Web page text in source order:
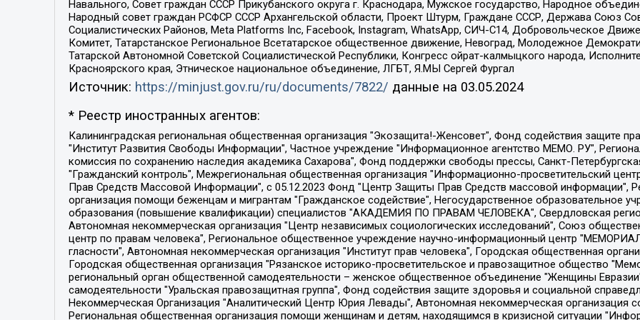
Навального, Совет граждан СССР Прикубанского округа г. Краснодара, Мужское государство, Народное
Народный совет граждан РСФСР СССР Архангельской области, Проект Штурм, Граждане СССР, Держава Союз
Социалистических Районов, Meta Platforms Inc, Facebook, Instagram, WhatsApp, СИЧ-С14, Добровольческое
Комитет, Татарстанское Региональное Всетатарское общественное движение, Невоград, Молодежное
Татарской Автономной Советской Социалистической Республики, Конгресс ойрат-калмыцкого народа,
Красноярского края, Этническое национальное объединение, ЛГБТ, Я.МЫ Сергей Фургал
Источник: https://minjust.gov.ru/ru/documents/7822/ данные на 03.05.2024
* Реестр иностранных агентов:
Калининградская региональная общественная организация "Экозащита!-Женсовет", Фонд содействия защите прав и свобод граждан "Общественный вердикт", Фонд "Институт Развития Свободы Информации", Частное учреждение "Информационное агентство МЕМО. РУ", Региональная общественная организация "Общественная комиссия по сохранению наследия академика Сахарова", Фонд поддержки свободы прессы, Санкт-Петербургская общественная правозащитная организация "Гражданский контроль", Межрегиональная общественная организация "Информационно-просветительский центр "Мемориал", Региональный Фонд "Центр Защиты Прав Средств Массовой Информации", с 05.12.2023 Фонд "Центр Защиты Прав Средств массовой информации", Региональная общественная благотворительная организация помощи беженцам и мигрантам "Гражданское содействие", Негосударственное образовательное учреждение дополнительного профессионального образования (повышение квалификации) специалистов "АКАДЕМИЯ ПО ПРАВАМ ЧЕЛОВЕКА", Свердловская региональная общественная организация "Сутяжник", Автономная некоммерческая организация "Центр независимых социологических исследований", Союз общественных объединений "Российский исследовательский центр по правам человека", Региональное общественное учреждение научно-информационный центр "МЕМОРИАЛ", Некоммерческая организация "Фонд защиты гласности", Автономная некоммерческая организация "Институт прав человека", Городская общественная организация "Екатеринбургское общество "МЕМОРИАЛ", Городская общественная организация "Рязанское историко-просветительское и правозащитное общество "Мемориал" (Рязанский Мемориал), Челябинский региональный орган общественной самодеятельности – женское общественное объединение "Женщины Евразии", Челябинский региональный орган общественной самодеятельности "Уральская правозащитная группа", Фонд содействия защите здоровья и социальной справедливости имени Андрея Рылькова, Автономная Некоммерческая Организация "Аналитический Центр Юрия Левады", Автономная некоммерческая организация социальной поддержки населения "Проект Апрель", Региональная общественная организация помощи женщинам и детям, находящимся в кризисной ситуации "Информационно-методический центр "Анна", Фонд содействия развитию массовых коммуникаций и правовому просвещению "Так-так-Так", Фонд содействия устойчивому развитию "Серебряная тайга", Свердловский региональный общественный фонд социальных проектов "Новое время", "Idel.Реалии", Кавказ.Реалии, Крым.Реалии, Телеканал Настоящее Время, Татаро-башкирская служба Радио Свобода (Azatliq Radiosi), Радио Свободная Европа/Радио Свобода (PCE/PC), "Сибирь.Реалии", "Фактограф", Благотворительный фонд помощи осужденным и их семьям, Автономная некоммерческая организация "Институт глобализации и социальных движений", Фонд "В защиту прав заключенных", Частное учреждение "Центр поддержки и содействия развитию средств массовой информации", Пензенский региональный общественный благотворительный фонд "Гражданский союз", "Север.Реалии", Некоммерческая организация Фонд "Правовая инициатива", Общество с ограниченной ответственностью "Радио Свободная Европа/Радио Свобода", Чешское информационное агентство "MEDIUM-ORIENT", Красноярская региональная общественная организация "Мы против СПИДа", Камалягин Денис Николаевич, Маркелов Сергей Евгеньевич, Пономарев Лев Александрович, Савицкая Людмила Алексеевна, Автономная некоммерческая организация "Центр по работе с проблемой насилия "НАСИЛИЮ.НЕТ", Межрегиональный профессиональный союз работников здравоохранения "Альянс врачей", Юридическое лицо, зарегистрированное в Латвийской Республике, SIA "Medusa Project" (регистрационный номер 40103797863, дата регистрации 10.06.2014), Некоммерческая организация "Фонд по борьбе с коррупцией", Автономная некоммерческая организация "Институт права и публичной политики", Баданин Роман Сергеевич, Гликин Максим Александрович, Железнова Мария Михайловна, Лукьянова Юлия Сергеевна, Маетная Елизавета Витальевна, Маняхин Петр Борисович, Чуракова Ольга Владимировна, Ярош Юлия Петровна, Юридическое лицо "The Insider SIA", зарегистрированное в Риге, Латвийская Республика (дата регистрации 26.06.2015), являющееся администратором доменного имени интернет-издания "The Insider SIA", https://theins.ru, Постернак Алексей Евгеньевич, Рубин Михаил Аркадьевич, Анин Роман Александрович, Юридическое лицо Istories fonds, зарегистрированное в Латвийской Республике (регистрационный номер 50008295751, дата регистрации 24.02.2020), Великовский Дмитрий Александрович, Долинина Ирина Николаевна, Мароховская Алеся Алексеевна, Шлейнов Роман Юрьевич, Шмагун Олеся Валентиновна, Общество с ограниченной ответственностью "Альтаир 2021", Общество с ограниченной ответственностью "Вега 2021", Общество с ограниченной ответственностью "Главный редактор 2021", Общество с ограниченной ответственностью "Ромашки монолит", Важенков Артем Валерьевич, Ивановская областная общественная организация "Центр гендерных исследований", Гурман Юрий Альбертович, Медиапроект "ОВД-Инфо", Егоров Владимир Владимирович, Жилинский Владимир Александрович, Общество с ограниченной ответственностью "ЗП", Иванова София Юрьевна, Карезина Инна Павловна, Кильтау Екатерина Викторовна, Петров Алексей Викторович, Пискунов Сергей Евгеньевич, Смирнов Сергей Сергеевич, Тихонов Михаил Сергеевич, Общество с ограниченной ответственностью "ЖУРНАЛИСТ-ИНОСТРАННЫЙ АГЕНТ", Арапова Галина Юрьевна, Вольтская Татьяна Анатольевна, Американская компания "Mason G.E.S. Anonymous Foundation" (США), являющаяся владельцем интернет-издания https://mnews.world/, Компания "Stichting Bellingcat", зарегистрированная в Нидерландах (дата регистрации 11.07.2018), Захаров Андрей Вячеславович, Клепиковская Екатерина Дмитриевна, Общество с ограниченной ответственностью "МЕМО", Перл Роман Александрович, Симонов Евгений Алексеевич, Соловьева Елена Анатольевна, Сотников Даниил Владимирович, Сурначева Елизавета Дмитриевна, Автономная некоммерческая организация по защите прав человека и информированию населения "Якутия – Наше Мнение", Общество с ограниченной ответственностью "Москоу диджитал медиа", с 26.01.2023 Общество с ограниченной ответственностью "Чайка Белые сады", Ветошкина Валерия Валерьевна, Заговора Максим Александрович, Межрегиональное общественное движение "Российская ЛГБТ - сеть", Оленичев Максим Владимирович, Павлов Иван Юрьевич, Скворцова Елена Сергеевна, Общество с ограниченной ответственностью "Как бы инагент", Кочетков Игорь Викторович, Общество с ограниченной ответственностью "Честные выборы", Еланчик Олег Александрович, Общество с ограниченной ответственностью "Нобелевский призыв", Гималова Регина Эмилевна, Григорьев Андрей Валерьевич, Григорьева Алина Александровна, Ассоциация по содействию защите прав призывников, альтернативнослужащих и военнослужащих "Правозащитная группа